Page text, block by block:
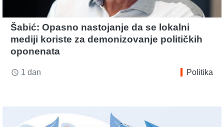
Šabić: Opasno nastojanje da se lokalni
mediji koriste za demonizovanje političkih
oponenata
access_time 1 dan Politika